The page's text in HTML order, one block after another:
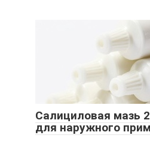
Салициловая мазь
для наружного